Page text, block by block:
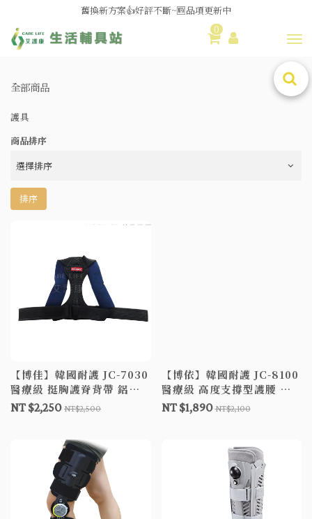
媽媽社團推薦❗歐姆龍NE-U100噴霧器❗躺著噴也👌
舊換新方案👍好評不斷~🆕品項更新中
0
全部商品
護具
商品排序
排序
【博佳】韓國耐護 JC-7030
醫療級 挺胸護脊背帶 鋁製
支撐 人體工學 駝背護具
JC7030
NT $2,250 NT$2,500
【博依】韓國耐護 JC-8100
醫療級 高度支撐型護腰 軀
幹裝具JC-B-8100 JC8100
JCB8100
NT $1,890NT$2,100